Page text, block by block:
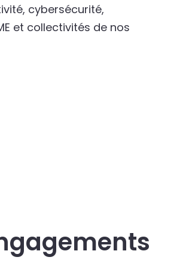
cybersécurité,
et collectivités de nos